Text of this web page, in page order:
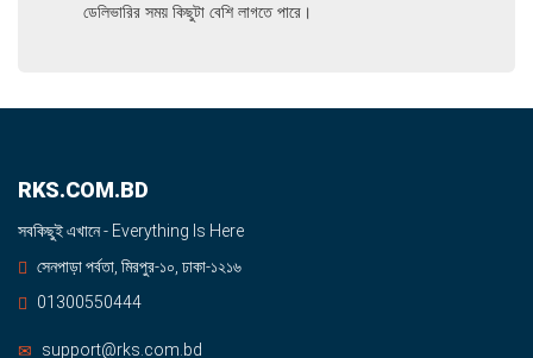
ডেলিভারির সময় কিছুটা বেশি লাগতে পারে।
RKS.COM.BD
সবকিছুই এখানে - Everything Is Here
সেনপাড়া পর্বতা, মিরপুর-১০, ঢাকা-১২১৬
01300550444
support@rks.com.bd